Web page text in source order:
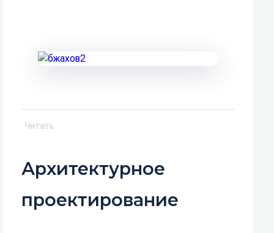
Архитектурное
проектирование
Читать